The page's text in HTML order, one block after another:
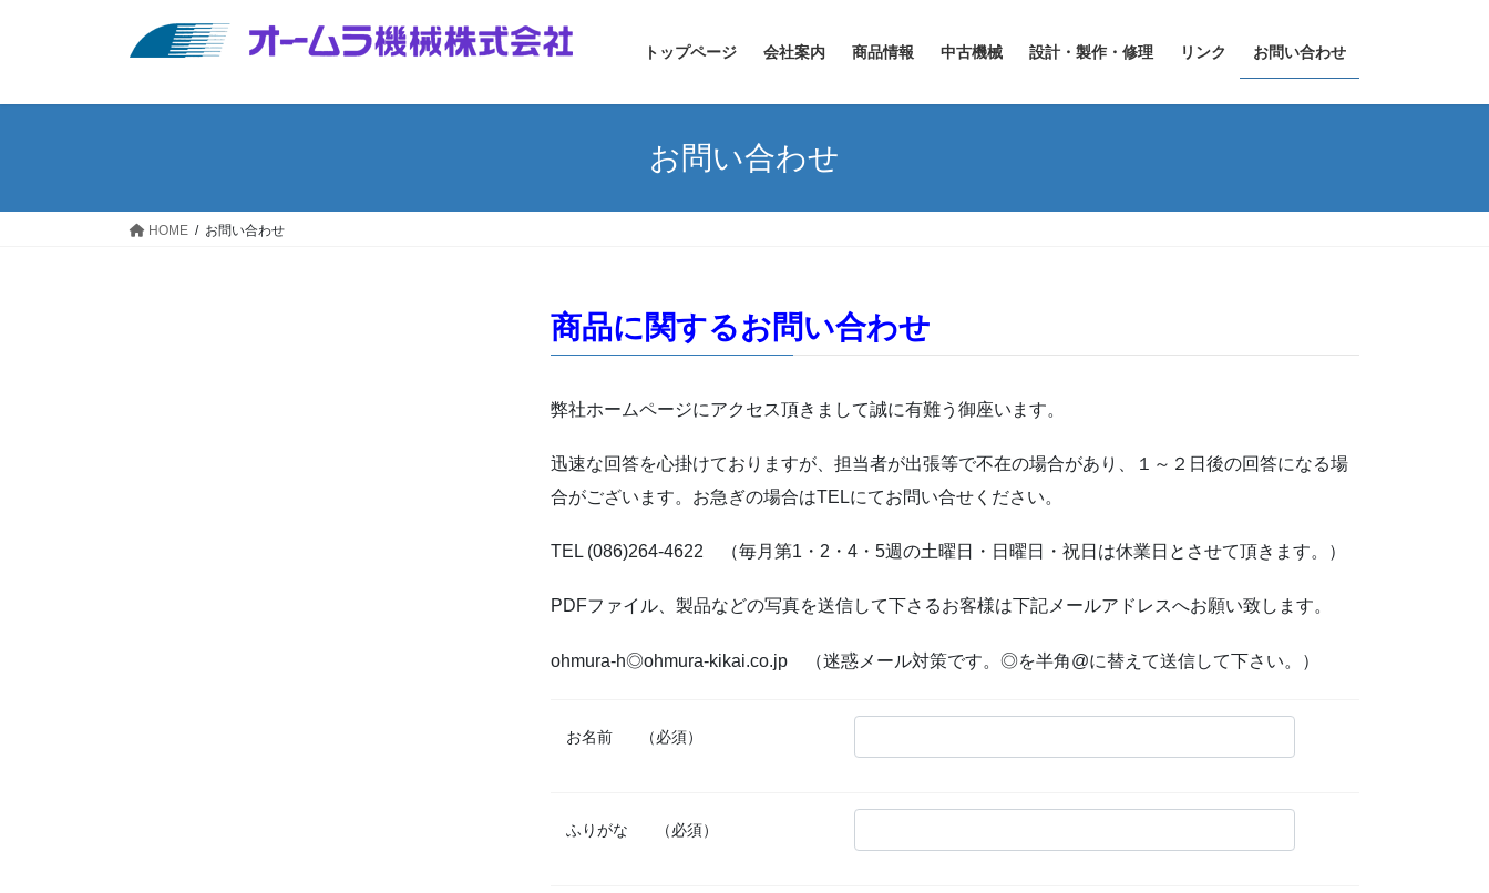
トップページ 会社案内 商品情報 中古機械 設計・製作・修理 リンク お問い合わせ
お問い合わせ
HOME お問い合わせ
商品に関するお問い合わせ
弊社ホームページにアクセス頂きまして誠に有難う御座います。
迅速な回答を心掛けておりますが、担当者が出張等で不在の場合があり、１～２日後の回答になる場
合がございます。お急ぎの場合はTELにてお問い合せください。
TEL (086)264-4622 （毎月第1・2・4・5週の土曜日・日曜日・祝日は休業日とさせて頂きます。）
PDFファイル、製品などの写真を送信して下さるお客様は下記メールアドレスへお願い致します。
ohmura-h◎ohmura-kikai.co.jp （迷惑メール対策です。◎を半角@に替えて送信して下さい。）
お名前 （必須）
ふりがな （必須）